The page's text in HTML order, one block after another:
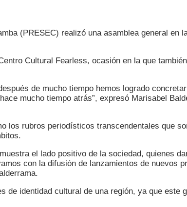
(PRESEC) realizó una asamblea general en
Cultural Fearless, ocasión en la que
de mucho tiempo hemos logrado
mucho tiempo atrás”, expresó Marisabel
los rubros periodísticos transcendentales que
el lado positivo de la sociedad, quienes
con la difusión de lanzamientos de nuevos
identidad cultural de una región, ya que este